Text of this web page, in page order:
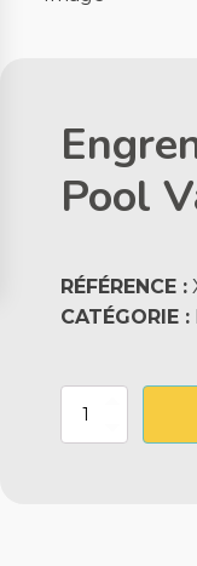
Pool
RÉFÉRENCE :
CATÉGORIE :
quantité